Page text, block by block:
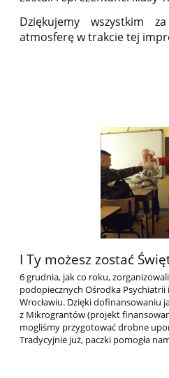
Dziękujemy wszystkim
atmosferę w trakcie tej
I Ty możesz zostać
6 grudnia, jak co roku,
podopiecznych Ośrodka Psychiatrii
Wrocławiu. Dzięki dofinansowaniu
z Mikrograntów (projekt
mogliśmy przygotować drobne
Tradycyjnie już, paczki pomogła